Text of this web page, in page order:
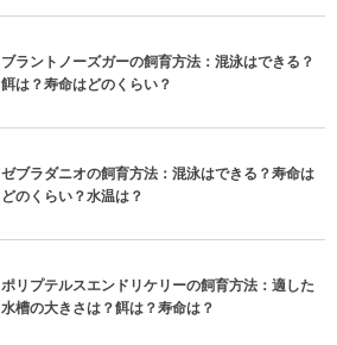
ブラントノーズガーの飼育方法：混泳はできる？
餌は？寿命はどのくらい？
ゼブラダニオの飼育方法：混泳はできる？寿命は
どのくらい？水温は？
ポリプテルスエンドリケリーの飼育方法：適した
水槽の大きさは？餌は？寿命は？